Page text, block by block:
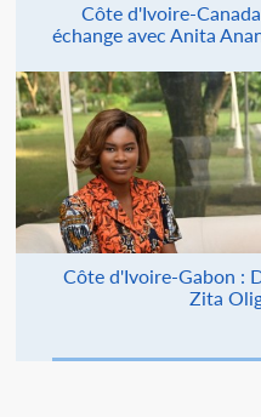
Côte d'Ivoire-
échange avec Anita
Côte d'Ivoire-Gabon :
Zita